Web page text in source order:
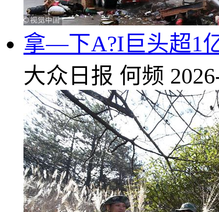
拿—下A?I巨头超1
大众日报 何频